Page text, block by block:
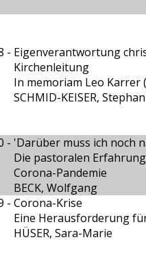
- Eigenverantwortung
Kirchenleitung
In memoriam Leo Karrer
SCHMID-KEISER, Stephan
- 'Darüber muss ich noch
Die pastoralen
Corona-Pandemie
BECK, Wolfgang
- Corona-Krise
Eine Herausforderung
HÜSER, Sara-Marie